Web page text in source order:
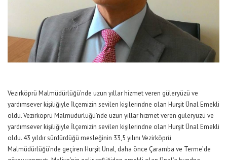
Vezirköprü Malmüdürlüğü’nde uzun yıllar hizmet veren güleryüzü ve
yardımsever kişiliğiyle İlçemizin sevilen kişilerindne olan Hurşit Ünal Emekli
oldu. Vezirköprü Malmüdürlüğü’nde uzun yıllar hizmet veren güleryüzü ve
yardımsever kişiliğiyle İlçemizin sevilen kişilerindne olan Hurşit Ünal Emekli
oldu. 43 yıldır sürdürdüğü mesleğinin 33,5 yılını Vezirköprü
Malmüdürlüğü’nde geçiren Hurşit Ünal, daha önce Çaramba ve Terme’de